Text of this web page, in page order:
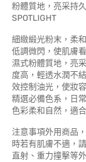
粉體質地，亮采持
SPOTLIGHT
細緻緞光粉末，柔
低調微閃，使肌膚
濕式粉體質地，亮
度高，輕透水潤不
效控制油光，使妝
精選必備色系，日
色彩柔和自然，適
注意事項外用商品
時若有肌膚不適，
直射、重力撞擊等